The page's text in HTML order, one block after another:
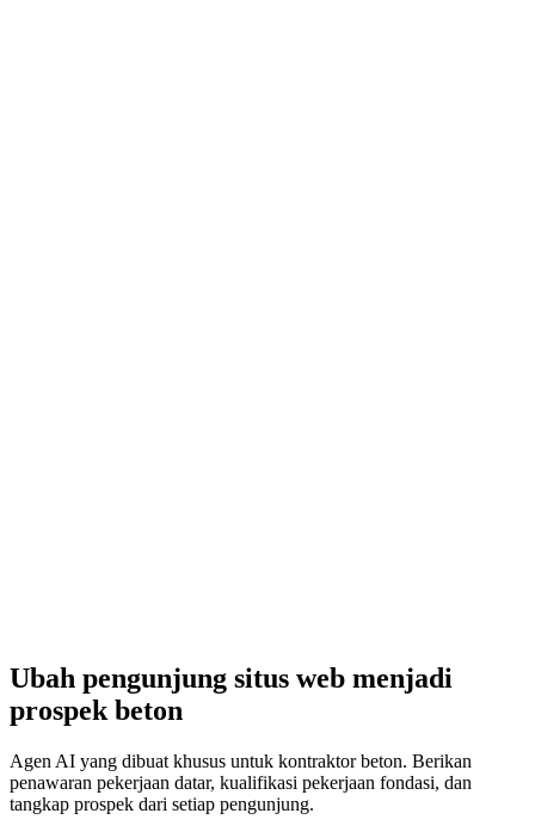
Ubah pengunjung situs web menjadi
prospek beton
Agen AI yang dibuat khusus untuk kontraktor beton. Berikan
penawaran pekerjaan datar, kualifikasi pekerjaan fondasi, dan
tangkap prospek dari setiap pengunjung.